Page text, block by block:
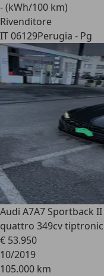
- (kWh/100 km)
Rivenditore
IT 06129Perugia - Pg
Audi A7A7 Sportback
quattro 349cv tiptronic
€ 53.950
10/2019
105.000 km